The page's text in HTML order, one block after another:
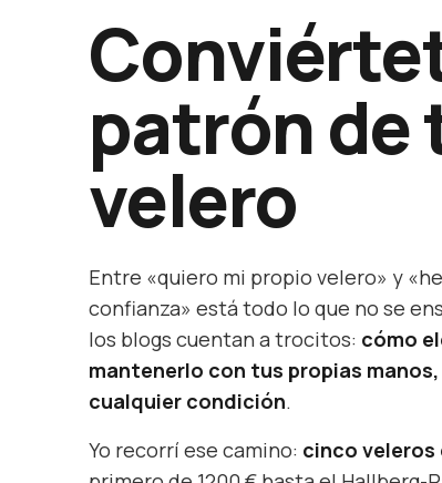
patrón de
velero
Entre «quiero mi propio velero» y
confianza» está todo lo que no se
los blogs cuentan a trocitos: cómo
mantenerlo con tus propias
cualquier condición.
Yo recorrí ese camino: cinco veleros